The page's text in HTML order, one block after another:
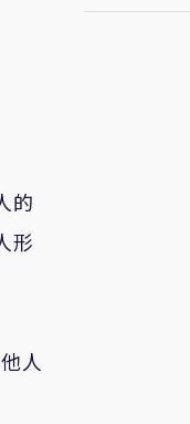
的
形
人